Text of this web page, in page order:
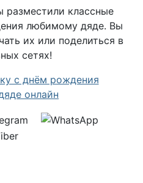
разместили классные
любимому дяде. Вы
их или поделиться в
сетях!